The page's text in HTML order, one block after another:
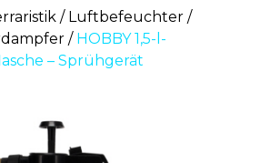
Luftbefeuchter
HOBBY 1,5-l-
– Sprühgerät